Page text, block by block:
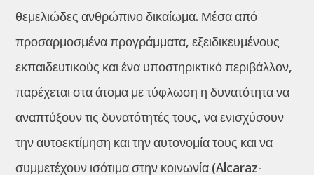
θεμελιώδες ανθρώπινο δικαίωμα. Μέσα από
προσαρμοσμένα προγράμματα, εξειδικευμένους
εκπαιδευτικούς και ένα υποστηρικτικό περιβάλλον,
παρέχεται στα άτομα με τύφλωση η δυνατότητα να
αναπτύξουν τις δυνατότητές τους, να ενισχύσουν
την αυτοεκτίμηση και την αυτονομία τους και να
συμμετέχουν ισότιμα στην κοινωνία (Alcaraz-